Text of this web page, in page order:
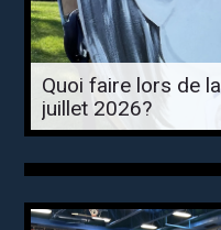
Quoi faire lors de
juillet 2026?